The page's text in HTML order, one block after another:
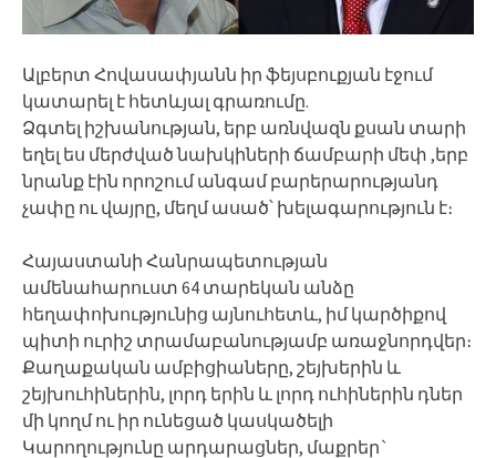
Ալբերտ Հովասափյանն իր ֆեյսբուքյան էջում
կատարել է հետևյալ գրառումը.
Ձգտել իշխանության, երբ առնվազն քսան տարի
եղել ես մերժված նախկիների ճամբարի մեփ ,երբ
նրանք էին որոշում անգամ բարերարությանդ
չափը ու վայրը, մեղմ ասած՝ խելագարություն է։
Հայաստանի Հանրապետության
ամենահարուստ 64 տարեկան անձը
հեղափոխությունից այնուհետև, իմ կարծիքով
պիտի ուրիշ տրամաբանությամբ առաջնորդվեր։
Քաղաքական ամբիցիաները, շեյխերին և
շեյխուհիներին, լորդ երին և լորդ ուհիներին դներ
մի կողմ ու իր ունեցած կասկածելի
Կարողությունը արդարացներ, մաքրեր`